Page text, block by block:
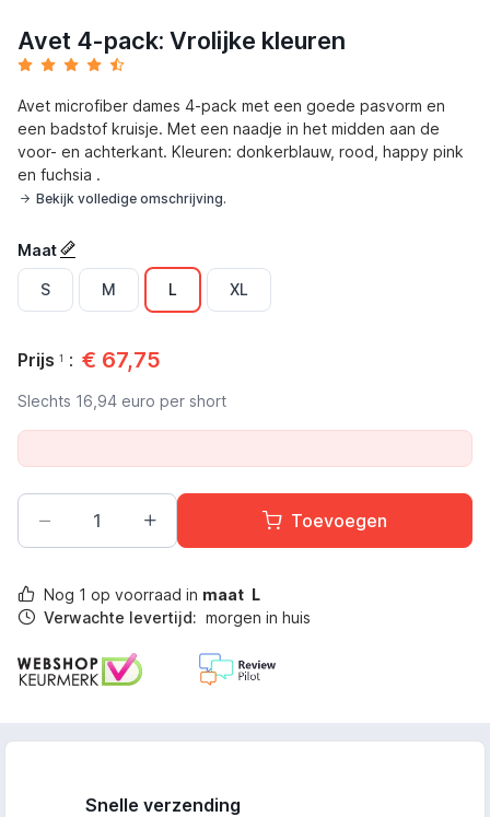
Avet 4-pack: Vrolijke kleuren
Avet microfiber dames 4-pack met een goede pasvorm en
een badstof kruisje. Met een naadje in het midden aan de
voor- en achterkant. Kleuren: donkerblauw, rood, happy pink
en fuchsia .
Bekijk volledige omschrijving.
Maat
S M L XL
Prijs 1 : € 67,75
Slechts 16,94 euro per short
Toevoegen
Nog 1 op voorraad in maat L
Verwachte levertijd: morgen in huis
Snelle verzending